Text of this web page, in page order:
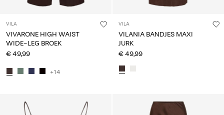
VILA
VIVARONE HIGH WAIST
WIDE-LEG BROEK
€ 49,99
+14
VILA
VILANIA BANDJES MAXI
JURK
€ 49,99